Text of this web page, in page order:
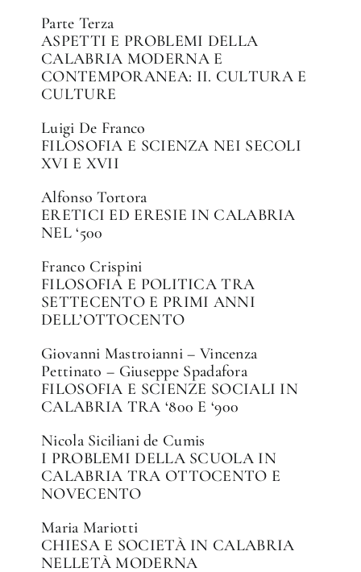
Parte Terza
ASPETTI E PROBLEMI DELLA
CALABRIA MODERNA E
CONTEMPORANEA: II. CULTURA E
CULTURE
Luigi De Franco
FILOSOFIA E SCIENZA NEI SECOLI
XVI E XVII
Alfonso Tortora
ERETICI ED ERESIE IN CALABRIA
NEL ‘500
Franco Crispini
FILOSOFIA E POLITICA TRA
SETTECENTO E PRIMI ANNI
DELL’OTTOCENTO
Giovanni Mastroianni – Vincenza
Pettinato – Giuseppe Spadafora
FILOSOFIA E SCIENZE SOCIALI IN
CALABRIA TRA ‘800 E ‘900
Nicola Siciliani de Cumis
I PROBLEMI DELLA SCUOLA IN
CALABRIA TRA OTTOCENTO E
NOVECENTO
Maria Mariotti
CHIESA E SOCIETÀ IN CALABRIA
NELLETÀ MODERNA